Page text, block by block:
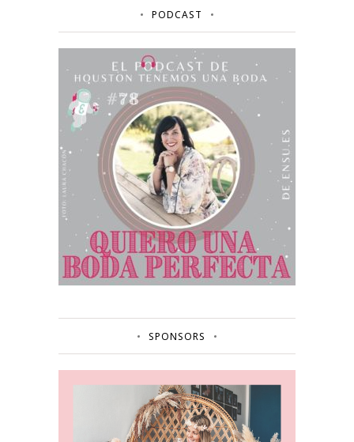
PODCAST
SPONSORS